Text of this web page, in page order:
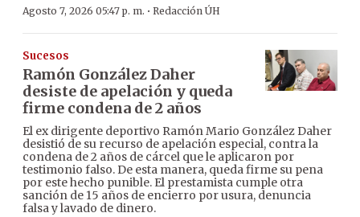
Agosto 7, 2026 05:47 p. m. · Redacción ÚH
Sucesos
Ramón González Daher
desiste de apelación y queda
firme condena de 2 años
El ex dirigente deportivo Ramón Mario González Daher
desistió de su recurso de apelación especial, contra la
condena de 2 años de cárcel que le aplicaron por
testimonio falso. De esta manera, queda firme su pena
por este hecho punible. El prestamista cumple otra
sanción de 15 años de encierro por usura, denuncia
falsa y lavado de dinero.